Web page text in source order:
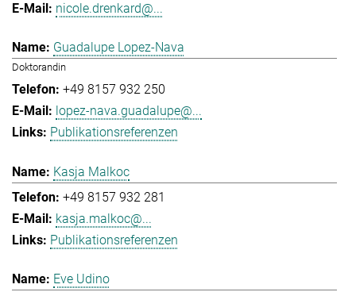
nicole.drenkard@...
Guadalupe Lopez-Nava
Doktorandin
+49 8157 932 250
lopez-nava.guadalupe@...
Publikationsreferenzen
Kasja Malkoc
+49 8157 932 281
kasja.malkoc@...
Publikationsreferenzen
Eve Udino